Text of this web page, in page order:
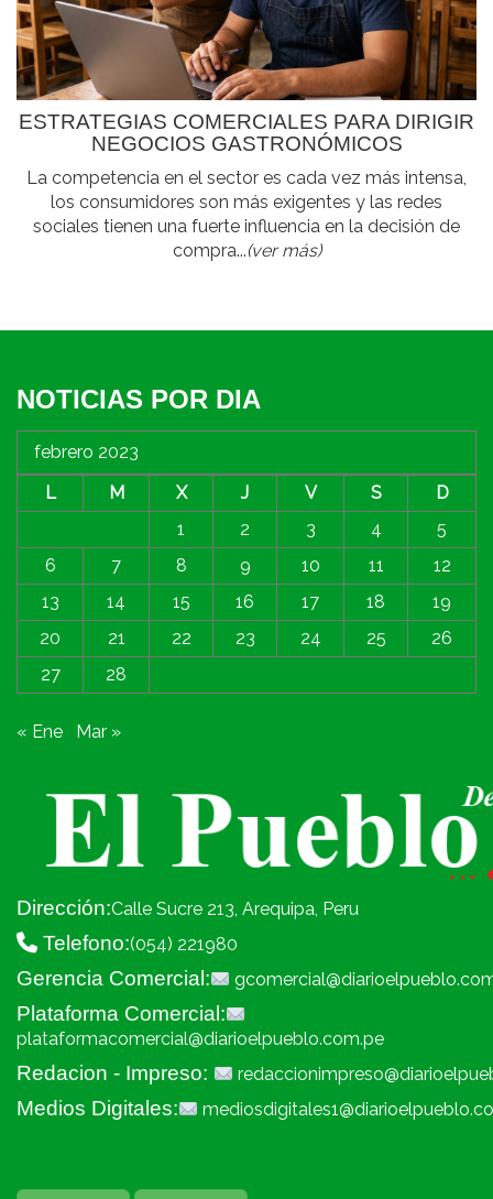
ESTRATEGIAS COMERCIALES PARA DIRIGIR
NEGOCIOS GASTRONÓMICOS
La competencia en el sector es cada vez más intensa,
los consumidores son más exigentes y las redes
sociales tienen una fuerte influencia en la decisión de
compra...(ver más)
NOTICIAS POR DIA
febrero 2023
L
M X J V S
D
1
2 3 4
5
6
7 8 9 10 11
12
13
14 15 16 17 18
19
20
21 22 23 24 25
26
27
28
« Ene Mar »
Dirección:Calle Sucre 213, Arequipa, Peru
Telefono:(054) 221980
Gerencia Comercial:
Plataforma Comercial:
plataformacomercial@diarioelpueblo.com.pe
Redacion - Impreso:
Medios Digitales: